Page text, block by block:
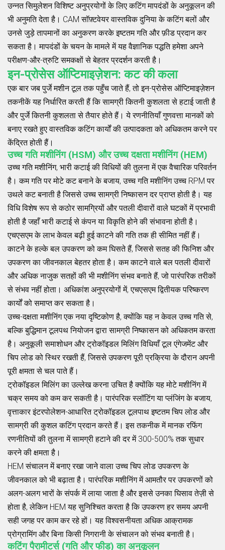
उन्नत सिमुलेशन विशिष्ट अनुप्रयोगों के लिए कटिंग मापदंडों के अनुकूलन की
भी अनुमति देता है। CAM सॉफ़्टवेयर वास्तविक दुनिया के कटिंग बलों और
उनसे जुड़े तापमानों का अनुकरण करके इष्टतम गति और फ़ीड प्रदान कर
सकता है। मापदंडों के चयन के मामले में यह वैज्ञानिक पद्धति हमेशा अपने
परीक्षण-और-त्रुटि समकक्षों से बेहतर प्रदर्शन करती है।
इन-प्रोसेस ऑप्टिमाइज़ेशन: कट की कला
एक बार जब पुर्जे मशीन टूल तक पहुँच जाते हैं, तो इन-प्रोसेस ऑप्टिमाइज़ेशन
तकनीकें यह निर्धारित करती हैं कि सामग्री कितनी कुशलता से हटाई जाती है
और पुर्जे कितनी कुशलता से तैयार होते हैं। ये रणनीतियाँ गुणवत्ता मानकों को
बनाए रखते हुए वास्तविक कटिंग कार्यों की उत्पादकता को अधिकतम करने पर
केंद्रित होती हैं।
उच्च गति मशीनिंग (HSM) और उच्च दक्षता मशीनिंग (HEM)
उच्च गति मशीनिंग, भारी कटाई की विधियों की तुलना में एक वैचारिक परिवर्तन
है। कम गति पर मोटे कट बनाने के बजाय, उच्च गति मशीनिंग उच्च RPM पर
उथले कट बनाती है जिससे उच्च सामग्री निष्कासन दर प्राप्त होती है। यह
विधि विशेष रूप से कठोर सामग्रियों और पतली दीवारों वाले घटकों में प्रभावी
होती है जहाँ भारी कटाई से कंपन या विकृति होने की संभावना होती है।
एचएसएम के लाभ केवल बढ़ी हुई काटने की गति तक ही सीमित नहीं हैं।
काटने के हल्के बल उपकरण को कम घिसते हैं, जिससे सतह की फिनिश और
उपकरण का जीवनकाल बेहतर होता है। कम काटने वाले बल पतली दीवारों
और अधिक नाजुक सतहों की भी मशीनिंग संभव बनाते हैं, जो पारंपरिक तरीकों
से संभव नहीं होता। अधिकांश अनुप्रयोगों में, एचएसएम द्वितीयक परिष्करण
कार्यों को समाप्त कर सकता है।
उच्च-दक्षता मशीनिंग एक नया दृष्टिकोण है, क्योंकि यह न केवल उच्च गति से,
बल्कि बुद्धिमान टूलपथ नियोजन द्वारा सामग्री निष्कासन को अधिकतम करता
है। अनुकूली समाशोधन और ट्रोकॉइडल मिलिंग विधियाँ टूल एंगेजमेंट और
चिप लोड को स्थिर रखती हैं, जिससे उपकरण पूरी प्रक्रिया के दौरान अपनी
पूरी क्षमता से चल पाते हैं।
ट्रोकॉइडल मिलिंग का उल्लेख करना उचित है क्योंकि यह मोटे मशीनिंग में
चक्र समय को कम कर सकती है। पारंपरिक स्लॉटिंग या प्लंजिंग के बजाय,
वृत्ताकार इंटरपोलेशन-आधारित ट्रोकॉइडल टूलपाथ इष्टतम चिप लोड और
सामग्री की कुशल कटिंग प्रदान करते हैं। इस तकनीक में मानक रफिंग
रणनीतियों की तुलना में सामग्री हटाने की दर में 300-500% तक सुधार
करने की क्षमता है।
HEM संचालन में बनाए रखा जाने वाला उच्च चिप लोड उपकरण के
जीवनकाल को भी बढ़ाता है। पारंपरिक मशीनिंग में आमतौर पर उपकरणों को
अलग-अलग भारों के संपर्क में लाया जाता है और इससे उनका घिसाव तेज़ी से
होता है, लेकिन HEM यह सुनिश्चित करता है कि उपकरण हर समय अपनी
सही जगह पर काम कर रहे हों। यह विश्वसनीयता अधिक आक्रामक
प्रोग्रामिंग और बिना किसी निगरानी के संचालन को संभव बनाती है।
कटिंग पैरामीटर्स (गति और फीड) का अनुकूलन